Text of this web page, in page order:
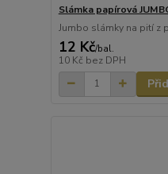
Slámka papírová
Jumbo slámky na pití z
12 Kč/bal.
10 Kč bez DPH